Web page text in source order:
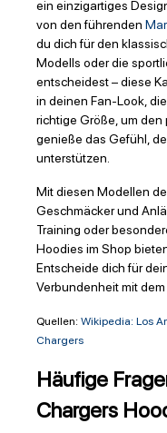
ein einzigartiges
von den führenden
du dich für den
Modells oder die
entscheidest – diese
in deinen Fan-Look,
richtige Größe, um
genieße das Gefühl,
unterstützen.
Mit diesen Modellen
Geschmäcker und
Training oder
Hoodies im Shop
Entscheide dich für
Verbundenheit mit
Quellen: Wikipedia: Los
Chargers
Häufige
Chargers